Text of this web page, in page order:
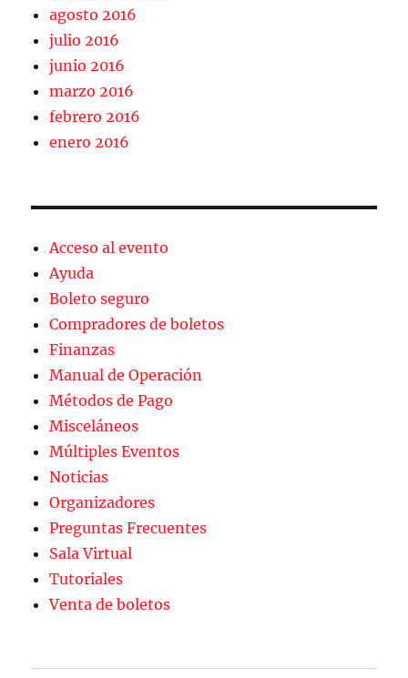
agosto 2016
julio 2016
junio 2016
marzo 2016
febrero 2016
enero 2016
Acceso al evento
Ayuda
Boleto seguro
Compradores de boletos
Finanzas
Manual de Operación
Métodos de Pago
Misceláneos
Múltiples Eventos
Noticias
Organizadores
Preguntas Frecuentes
Sala Virtual
Tutoriales
Venta de boletos